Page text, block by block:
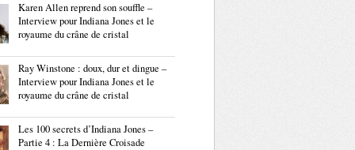
Karen Allen reprend son souffle –
Interview pour Indiana Jones et le
royaume du crâne de cristal
Ray Winstone : doux, dur et dingue –
Interview pour Indiana Jones et le
royaume du crâne de cristal
Les 100 secrets d’Indiana Jones –
Partie 4 : La Dernière Croisade